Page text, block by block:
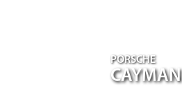
PORSCHE